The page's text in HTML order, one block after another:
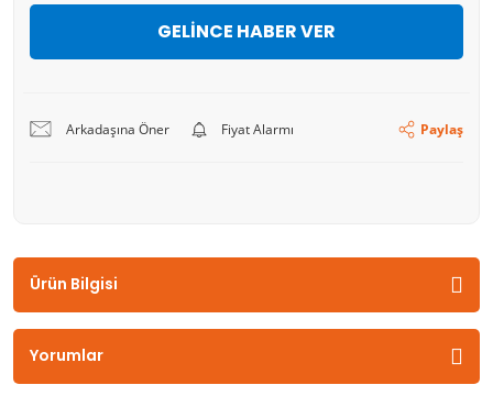
GELİNCE HABER VER
Arkadaşına Öner Fiyat Alarmı Paylaş
Ürün Bilgisi
Yorumlar